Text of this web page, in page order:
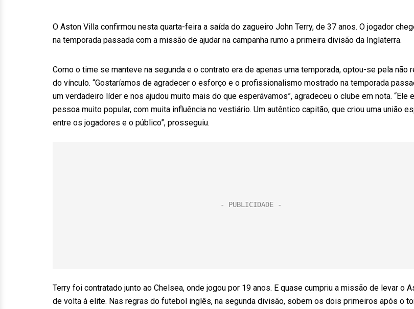
O Aston Villa confirmou nesta quarta-feira a saída do zagueiro John Terry, de 37 anos. O jogador
na temporada passada com a missão de ajudar na campanha rumo a primeira divisão da Inglaterra.
Como o time se manteve na segunda e o contrato era de apenas uma temporada, optou-se pela não
do vínculo. “Gostaríamos de agradecer o esforço e o profissionalismo mostrado na temporada
um verdadeiro líder e nos ajudou muito mais do que esperávamos”, agradeceu o clube em nota. “Ele
pessoa muito popular, com muita influência no vestiário. Um autêntico capitão, que criou uma união
entre os jogadores e o público”, prosseguiu.
Terry foi contratado junto ao Chelsea, onde jogou por 19 anos. E quase cumpriu a missão de levar o
de volta à elite. Nas regras do futebol inglês, na segunda divisão, sobem os dois primeiros após o